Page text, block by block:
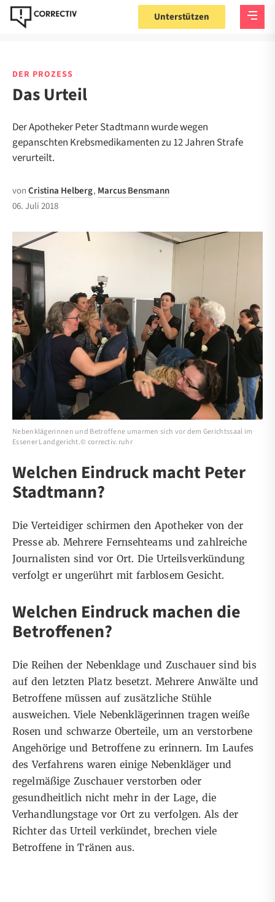
Unterstützen
DER PROZESS
Das Urteil
Der Apotheker Peter Stadtmann wurde wegen
gepanschten Krebsmedikamenten zu 12 Jahren Strafe
verurteilt.
vonCristina Helberg, Marcus Bensmann
06. Juli 2018
Nebenklägerinnen und Betroffene umarmen sich vor dem Gerichtssaal im
Essener Landgericht.© correctiv.ruhr
Welchen Eindruck macht Peter
Stadtmann?
Die Verteidiger schirmen den Apotheker von der
Presse ab. Mehrere Fernsehteams und zahlreiche
Journalisten sind vor Ort. Die Urteilsverkündung
verfolgt er ungerührt mit farblosem Gesicht.
Welchen Eindruck machen die
Betroffenen?
Die Reihen der Nebenklage und Zuschauer sind bis
auf den letzten Platz besetzt. Mehrere Anwälte und
Betroffene müssen auf zusätzliche Stühle
ausweichen. Viele Nebenklägerinnen tragen weiße
Rosen und schwarze Oberteile, um an verstorbene
Angehörige und Betroffene zu erinnern. Im Laufes
des Verfahrens waren einige Nebenkläger und
regelmäßige Zuschauer verstorben oder
gesundheitlich nicht mehr in der Lage, die
Verhandlungstage vor Ort zu verfolgen. Als der
Richter das Urteil verkündet, brechen viele
Betroffene in Tränen aus.